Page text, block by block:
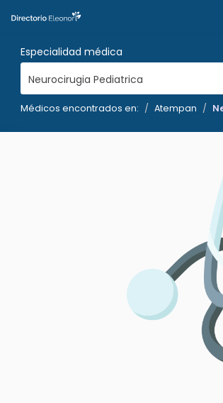
Especialidad médica
Neurocirugia Pediatrica
Médicos encontrados en: Atempan